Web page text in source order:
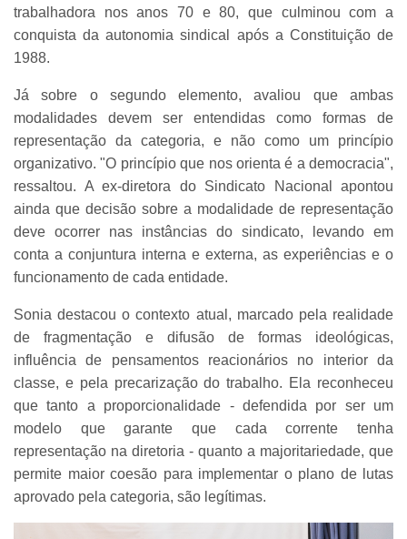
trabalhadora nos anos 70 e 80, que culminou com a
conquista da autonomia sindical após a Constituição de
1988.
Já sobre o segundo elemento, avaliou que ambas
modalidades devem ser entendidas como formas de
representação da categoria, e não como um princípio
organizativo. "O princípio que nos orienta é a democracia",
ressaltou. A ex-diretora do Sindicato Nacional apontou
ainda que decisão sobre a modalidade de representação
deve ocorrer nas instâncias do sindicato, levando em
conta a conjuntura interna e externa, as experiências e o
funcionamento de cada entidade.
Sonia destacou o contexto atual, marcado pela realidade
de fragmentação e difusão de formas ideológicas,
influência de pensamentos reacionários no interior da
classe, e pela precarização do trabalho. Ela reconheceu
que tanto a proporcionalidade - defendida por ser um
modelo que garante que cada corrente tenha
representação na diretoria - quanto a majoritariedade, que
permite maior coesão para implementar o plano de lutas
aprovado pela categoria, são legítimas.